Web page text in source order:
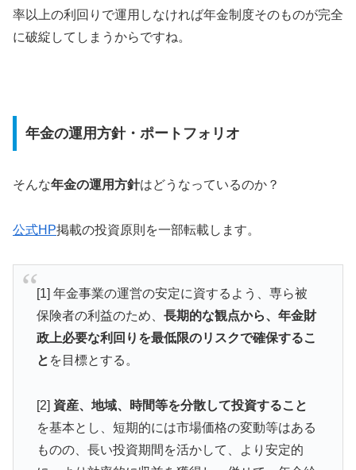
率以上の利回りで運用しなければ年金制度そのものが完全
に破綻してしまうからですね。
年金の運用方針・ポートフォリオ
そんな年金の運用方針はどうなっているのか？
公式HP掲載の投資原則を一部転載します。
[1] 年金事業の運営の安定に資するよう、専ら被
保険者の利益のため、 長期的な観点から、年金財
政上必要な利回りを最低限のリスクで確保するこ
と を目標とする。
[2] 資産、地域、時間等を分散して投資すること
を基本とし、短期的には市場価格の変動等はある
ものの、長い投資期間を活かして、より安定的